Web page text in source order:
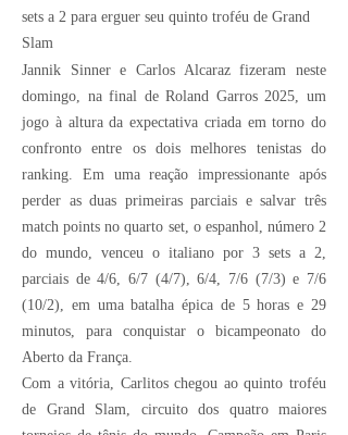
sets a 2 para erguer seu quinto troféu de Grand
Slam
Jannik Sinner e Carlos Alcaraz fizeram neste
domingo, na final de Roland Garros 2025, um
jogo à altura da expectativa criada em torno do
confronto entre os dois melhores tenistas do
ranking. Em uma reação impressionante após
perder as duas primeiras parciais e salvar três
match points no quarto set, o espanhol, número 2
do mundo, venceu o italiano por 3 sets a 2,
parciais de 4/6, 6/7 (4/7), 6/4, 7/6 (7/3) e 7/6
(10/2), em uma batalha épica de 5 horas e 29
minutos, para conquistar o bicampeonato do
Aberto da França.
Com a vitória, Carlitos chegou ao quinto troféu
de Grand Slam, circuito dos quatro maiores